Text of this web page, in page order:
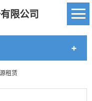
限公司
租赁